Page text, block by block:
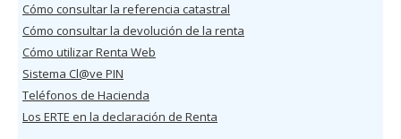
Cómo consultar la referencia catastral
Cómo consultar la devolución de la renta
Cómo utilizar Renta Web
Sistema Cl@ve PIN
Teléfonos de Hacienda
Los ERTE en la declaración de Renta